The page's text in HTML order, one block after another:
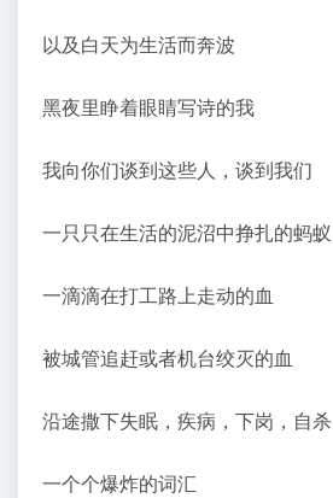
以及白天为生活而奔波
黑夜里睁着眼睛写诗的我
我向你们谈到这些人，谈到我们
一只只在生活的泥沼中挣扎的蚂蚁
一滴滴在打工路上走动的血
被城管追赶或者机台绞灭的血
沿途撒下失眠，疾病，下岗，自杀
一个个爆炸的词汇